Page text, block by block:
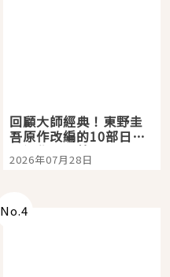
回顧大師經典！東野圭
吾原作改編的10部日本
影視作品推薦
2026年07月28日
No.4